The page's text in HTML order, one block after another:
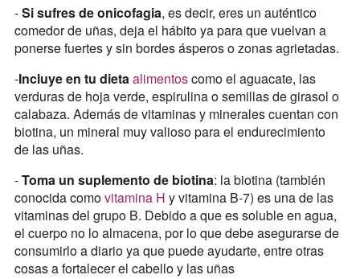
-Si sufres de onicofagia, es decir, eres un auténtico
comedor de uñas, deja el hábito ya para que vuelvan a
ponerse fuertes y sin bordes ásperos o zonas agrietadas.
-Incluye en tu dietaalimentoscomo el aguacate, las
verduras de hoja verde, espirulina o semillas de girasol o
calabaza. Además de vitaminas y minerales cuentan con
biotina, un mineral muy valioso para el endurecimiento
de las uñas.
-Toma un suplemento de biotina: la biotina (también
conocida comovitamina H y vitamina B-7) es una de las
vitaminas del grupo B. Debido a que es soluble en agua,
el cuerpo no lo almacena, por lo que debe asegurarse de
consumirlo a diario ya que puede ayudarte, entre otras
cosas a fortalecer el cabello y las uñas